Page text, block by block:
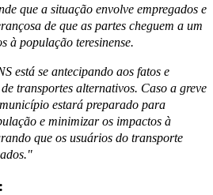
que a situação envolve empregados e
de que as partes cheguem a um
à população teresinense.
está se antecipando aos fatos e
transportes alternativos. Caso a greve
estará preparado para
e minimizar os impactos à
que os usuários do transporte